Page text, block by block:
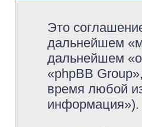
Это
дальнейшем
дальнейшем
«phpBB
время любой
информация»).